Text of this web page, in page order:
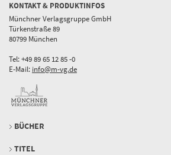
KONTAKT & PRODUKTINFOS
Münchner Verlagsgruppe GmbH
Türkenstraße 89
80799 München
Tel: +49 89 65 12 85 -0
E-Mail: info@m-vg.de
BÜCHER
TITEL